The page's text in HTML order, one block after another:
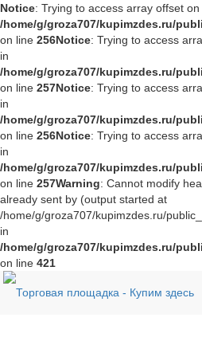
Notice: Trying to access array offset
/home/g/groza707/kupimzdes.ru/
on line 256Notice: Trying to access
in
/home/g/groza707/kupimzdes.ru/
on line 257Notice: Trying to access
in
/home/g/groza707/kupimzdes.ru/
on line 256Notice: Trying to access
in
/home/g/groza707/kupimzdes.ru/
on line 257Warning: Cannot modify
already sent by (output started at
/home/g/groza707/kupimzdes.ru/
in
/home/g/groza707/kupimzdes.ru/
on line 421